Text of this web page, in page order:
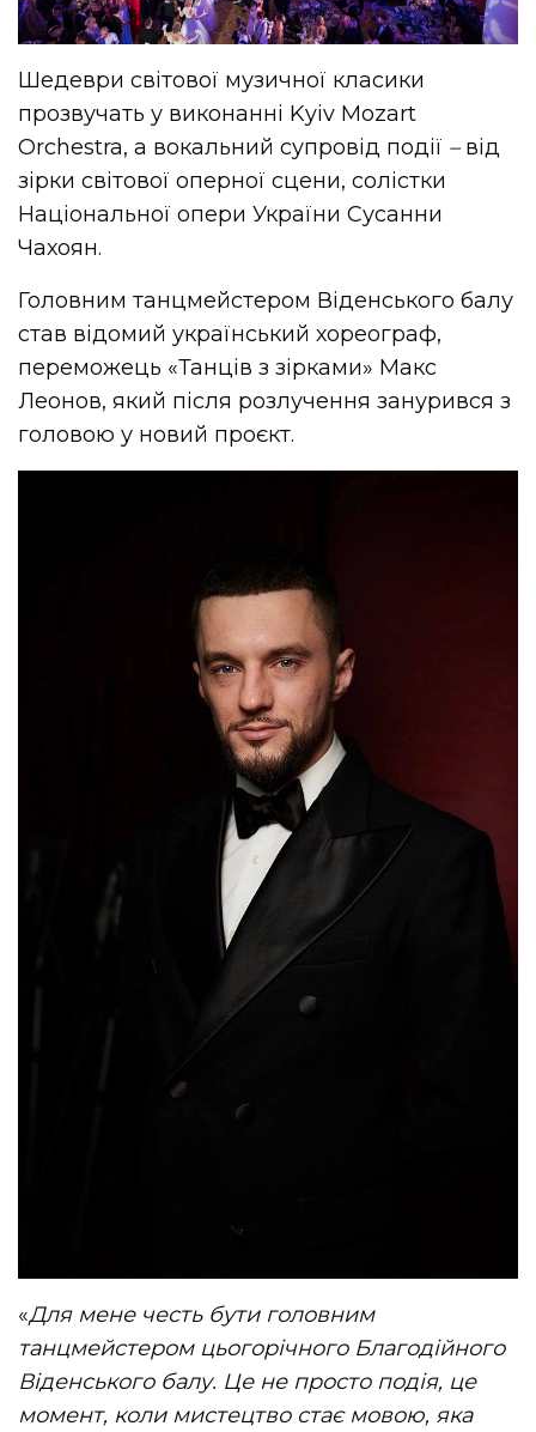
Шедеври світової музичної класики
прозвучать у виконанні Kyiv Mozart
Orchestra, а вокальний супровід події –від
зірки світової оперної сцени, солістки
Національної опери України Сусанни
Чахоян.
Головним танцмейстером Віденського балу
став відомий український хореограф,
переможець «Танців з зірками» Макс
Леонов, який після розлучення занурився з
головою у новий проєкт.
«Для мене честь бути головним
танцмейстером цьогорічного Благодійного
Віденського балу. Це не просто подія, це
момент, коли мистецтво стає мовою, яка